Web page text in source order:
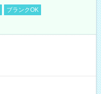
ブランクOK